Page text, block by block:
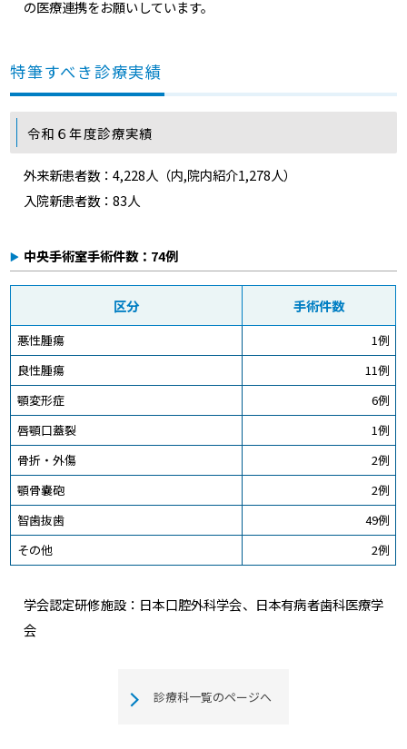
の医療連携をお願いしています。
特筆すべき診療実績
令和６年度診療実績
外来新患者数：4,228人（内,院内紹介1,278人）
入院新患者数：83人
中央手術室手術件数：74例
区分 手術件数
悪性腫瘍
1例
良性腫瘍
11例
顎変形症
6例
唇顎口蓋裂
1例
骨折・外傷
2例
顎骨嚢砲
2例
智歯抜歯
49例
その他
2例
学会認定研修施設：日本口腔外科学会、日本有病者歯科医療学
会
診療科一覧のページへ